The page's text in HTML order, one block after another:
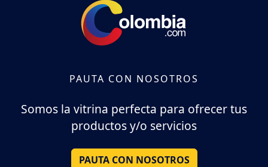
PAUTA CON NOSOTROS
Somos la vitrina perfecta para ofrecer tus
productos y/o servicios
PAUTA CON NOSOTROS